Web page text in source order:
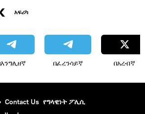
አፍሪካ
በፈረንሳይኛ በአረብኛ
Contact Us የግላዊነት ፖሊሲ